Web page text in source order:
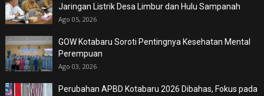
Jaringan Listrik Desa Limbur dan Hulu Sampanah
Ago 05, 2026
GOW Kotabaru Soroti Pentingnya Kesehatan Mental
Perempuan
Ago 03, 2026
Perubahan APBD Kotabaru 2026 Dibahas, Fokus pada